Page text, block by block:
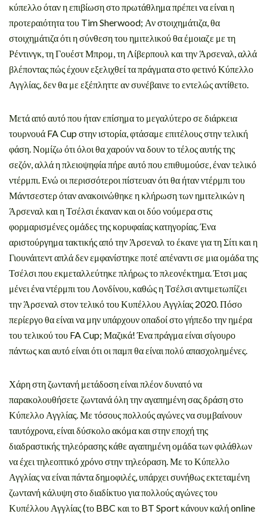
κύπελλο όταν η επιβίωση στο πρωτάθλημα πρέπει να είναι η
προτεραιότητα του Tim Sherwood; Αν στοιχημάτιζα, θα
στοιχημάτιζα ότι η σύνθεση του ημιτελικού θα έμοιαζε με τη
Ρέντινγκ, τη Γουέστ Μπρομ, τη Λίβερπουλ και την Άρσεναλ, αλλά
βλέποντας πώς έχουν εξελιχθεί τα πράγματα στο φετινό Κύπελλο
Αγγλίας, δεν θα με εξέπληττε αν συνέβαινε το εντελώς αντίθετο.
Μετά από αυτό που ήταν επίσημα το μεγαλύτερο σε διάρκεια
τουρνουά FA Cup στην ιστορία, φτάσαμε επιτέλους στην τελική
φάση. Νομίζω ότι όλοι θα χαρούν να δουν το τέλος αυτής της
σεζόν, αλλά η πλειοψηφία πήρε αυτό που επιθυμούσε, έναν τελικό
ντέρμπι. Ενώ οι περισσότεροι πίστευαν ότι θα ήταν ντέρμπι του
Μάντσεστερ όταν ανακοινώθηκε η κλήρωση των ημιτελικών η
Άρσεναλ και η Τσέλσι έκαναν και οι δύο νούμερα στις
φορμαρισμένες ομάδες της κορυφαίας κατηγορίας. Ένα
αριστούργημα τακτικής από την Άρσεναλ το έκανε για τη Σίτι και η
Γιουνάιτεντ απλά δεν εμφανίστηκε ποτέ απέναντι σε μια ομάδα της
Τσέλσι που εκμεταλλεύτηκε πλήρως το πλεονέκτημα. Έτσι μας
μένει ένα ντέρμπι του Λονδίνου, καθώς η Τσέλσι αντιμετωπίζει
την Άρσεναλ στον τελικό του Κυπέλλου Αγγλίας 2020. Πόσο
περίεργο θα είναι να μην υπάρχουν οπαδοί στο γήπεδο την ημέρα
του τελικού του FA Cup; Μαζικά! Ένα πράγμα είναι σίγουρο
πάντως και αυτό είναι ότι οι παμπ θα είναι πολύ απασχολημένες.
Χάρη στη ζωντανή μετάδοση είναι πλέον δυνατό να
παρακολουθήσετε ζωντανά όλη την αγαπημένη σας δράση στο
Κύπελλο Αγγλίας. Με τόσους πολλούς αγώνες να συμβαίνουν
ταυτόχρονα, είναι δύσκολο ακόμα και στην εποχή της
διαδραστικής τηλεόρασης κάθε αγαπημένη ομάδα των φιλάθλων
να έχει τηλεοπτικό χρόνο στην τηλεόραση. Με το Κύπελλο
Αγγλίας να είναι πάντα δημοφιλές, υπάρχει συνήθως εκτεταμένη
ζωντανή κάλυψη στο διαδίκτυο για πολλούς αγώνες του
Κυπέλλου Αγγλίας (το BBC και το BT Sport κάνουν καλή online